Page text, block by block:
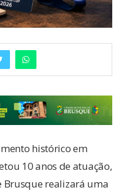
histórico em
10 anos de atuação,
realizará uma